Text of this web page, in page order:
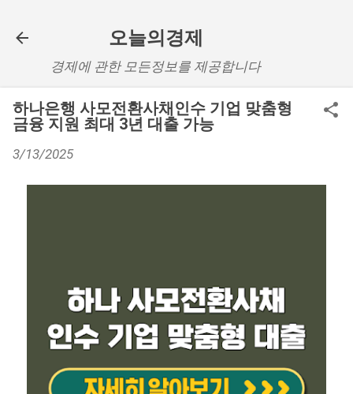
오늘의경제
경제에 관한 모든정보를 제공합니다
하나은행 사모전환사채인수 기업 맞춤형
금융 지원 최대 3년 대출 가능
3/13/2025